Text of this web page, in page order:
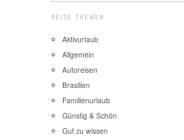
REISE THEMEN
Aktivurlaub
Allgemein
Autoreisen
Brasilien
Familienurlaub
Günstig & Schön
Gut zu wissen